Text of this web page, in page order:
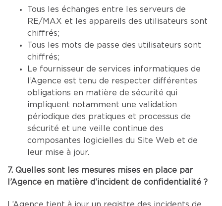
Tous les échanges entre les serveurs de
RE/MAX et les appareils des utilisateurs sont
chiffrés;
Tous les mots de passe des utilisateurs sont
chiffrés;
Le fournisseur de services informatiques de
l’Agence est tenu de respecter différentes
obligations en matière de sécurité qui
impliquent notamment une validation
périodique des pratiques et processus de
sécurité et une veille continue des
composantes logicielles du Site Web et de
leur mise à jour.
7. Quelles sont les mesures mises en place par
l’Agence en matière d’incident de confidentialité ?